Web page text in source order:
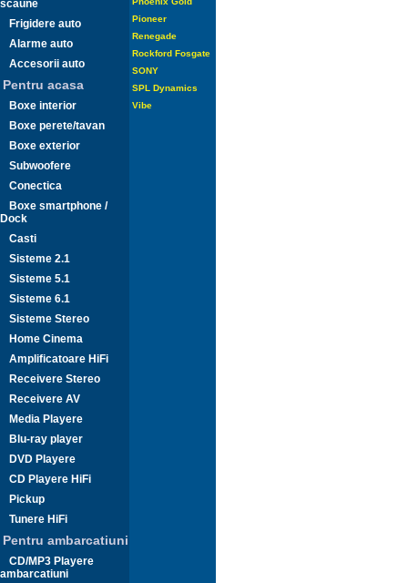
scaune
Frigidere auto
Alarme auto
Accesorii auto
Pentru acasa
Boxe interior
Boxe perete/tavan
Boxe exterior
Subwoofere
Conectica
Boxe smartphone /
Dock
Casti
Sisteme 2.1
Sisteme 5.1
Sisteme 6.1
Sisteme Stereo
Home Cinema
Amplificatoare HiFi
Receivere Stereo
Receivere AV
Media Playere
Blu-ray player
DVD Playere
CD Playere HiFi
Pickup
Tunere HiFi
Pentru ambarcatiuni
CD/MP3 Playere
ambarcatiuni
Pioneer
Renegade
Rockford Fosgate
SONY
SPL Dynamics
Vibe